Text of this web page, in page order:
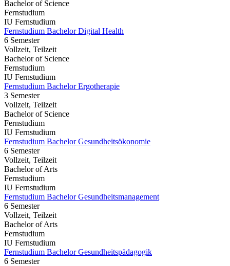
Bachelor of Science
Fernstudium
IU Fernstudium
Fernstudium Bachelor Digital Health
6 Semester
Vollzeit, Teilzeit
Bachelor of Science
Fernstudium
IU Fernstudium
Fernstudium Bachelor Ergotherapie
3 Semester
Vollzeit, Teilzeit
Bachelor of Science
Fernstudium
IU Fernstudium
Fernstudium Bachelor Gesundheitsökonomie
6 Semester
Vollzeit, Teilzeit
Bachelor of Arts
Fernstudium
IU Fernstudium
Fernstudium Bachelor Gesundheitsmanagement
6 Semester
Vollzeit, Teilzeit
Bachelor of Arts
Fernstudium
IU Fernstudium
Fernstudium Bachelor Gesundheitspädagogik
6 Semester